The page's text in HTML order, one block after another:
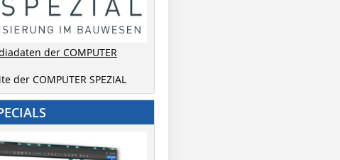
der COMPUTER
der COMPUTER SPEZIAL